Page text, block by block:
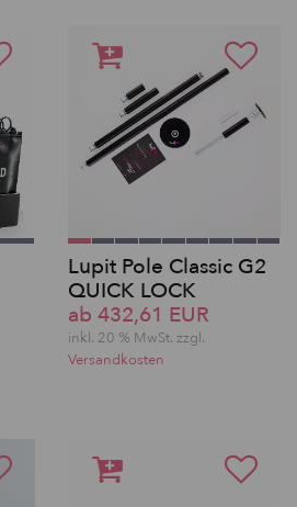
Lupit Pole Classic G2
QUICK LOCK
ab 432,61 EUR
inkl. 20 % MwSt. zzgl.
Versandkosten